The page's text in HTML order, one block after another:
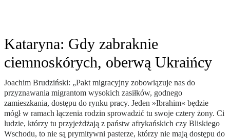
Kataryna: Gdy zabraknie
ciemnoskórych, oberwą Ukraińcy
Joachim Brudziński: „Pakt migracyjny zobowiązuje nas do
przyznawania migrantom wysokich zasiłków, godnego
zamieszkania, dostępu do rynku pracy. Jeden »Ibrahim« będzie
mógł w ramach łączenia rodzin sprowadzić tu swoje cztery żony. Ci
ludzie, którzy tu przyjeżdżają z państw afrykańskich czy Bliskiego
Wschodu, to nie są prymitywni pasterze, którzy nie mają dostępu do